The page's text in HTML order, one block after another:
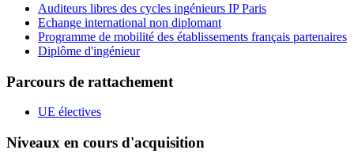
Auditeurs libres des cycles ingénieurs IP Paris
Echange international non diplomant
Programme de mobilité des établissements français partenaires
Diplôme d'ingénieur
Parcours de rattachement
UE électives
Niveaux en cours d'acquisition